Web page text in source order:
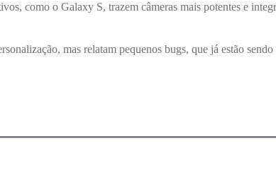
como o Galaxy S, trazem câmeras mais potentes e
mas relatam pequenos bugs, que já estão sendo